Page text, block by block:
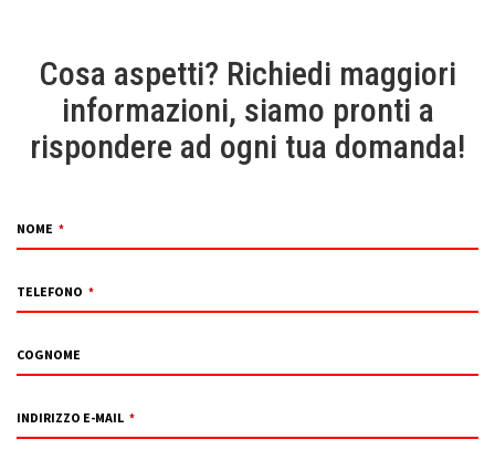
Cosa aspetti? Richiedi maggiori
informazioni, siamo pronti a
rispondere ad ogni tua domanda!
NOME *
TELEFONO *
COGNOME
INDIRIZZO E-MAIL *